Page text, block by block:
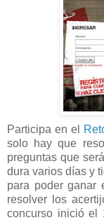
Participa en el
solo hay que
preguntas que
dura varios días y
para poder ganar
resolver los
concurso inició